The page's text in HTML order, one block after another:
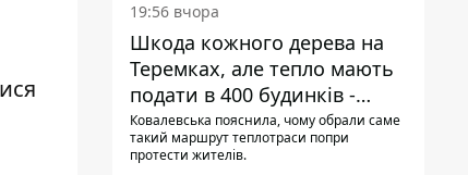
19:56 вчора
Шкода кожного дерева на
Теремках, але тепло мають
подати в 400 будинків -
депутатка Київради
Ковалевська пояснила, чому обрали саме
такий маршрут теплотраси попри
протести жителів.